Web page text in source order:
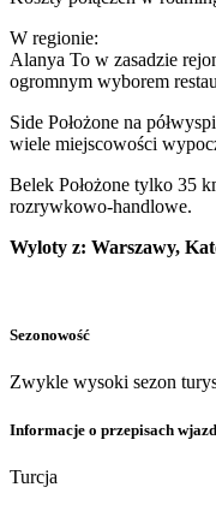
W regionie:
Alanya To w zasadzie
ogromnym wyborem
Side Położone na
wiele miejscowości
Belek Położone tylko 35
rozrywkowo-handlowe.
Wyloty z: Warszawy,
Sezonowość
Zwykle wysoki sezon
Informacje o przepisach
Turcja